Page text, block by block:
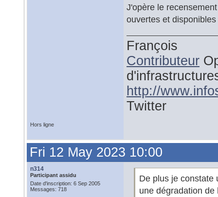
J'opère le
ouvertes et
François
Contributeur
http://
Twitter
Hors ligne
Fri 12 May 2023 10:00
n314
Participant assidu
Date d'inscription: 6 Sep 2005
Messages: 718
De plus je constate
une dégradation